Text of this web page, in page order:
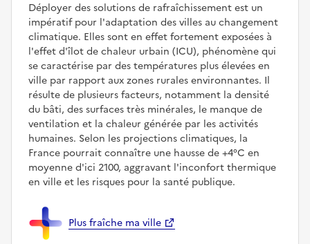
Déployer des solutions de rafraîchissement est un
impératif pour l'adaptation des villes au changement
climatique. Elles sont en effet fortement exposées à
l'effet d'îlot de chaleur urbain (ICU), phénomène qui
se caractérise par des températures plus élevées en
ville par rapport aux zones rurales environnantes. Il
résulte de plusieurs facteurs, notamment la densité
du bâti, des surfaces très minérales, le manque de
ventilation et la chaleur générée par les activités
humaines. Selon les projections climatiques, la
France pourrait connaître une hausse de +4°C en
moyenne d'ici 2100, aggravant l'inconfort thermique
en ville et les risques pour la santé publique.
Plus fraîche ma ville